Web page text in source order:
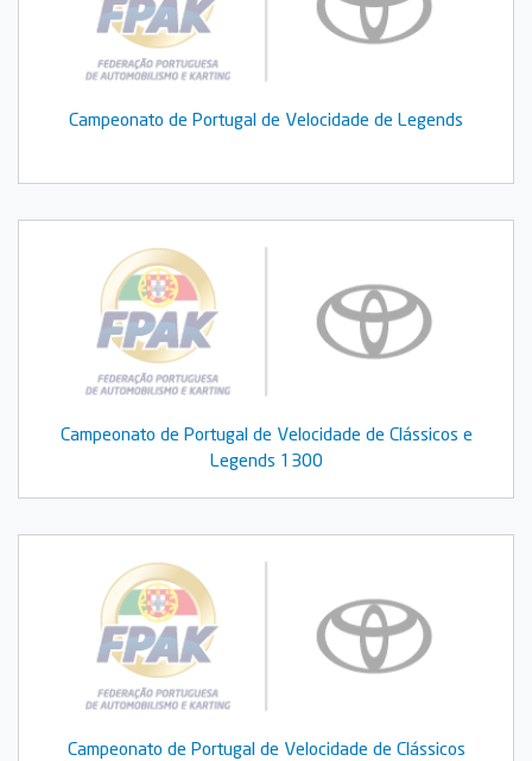
Campeonato de Portugal de Velocidade de Legends
Campeonato de Portugal de Velocidade de Clássicos e
Legends 1300
Campeonato de Portugal de Velocidade de Clássicos